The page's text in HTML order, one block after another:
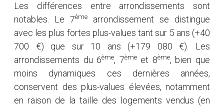
Les différences entre arrondissements sont
notables. Le 7ème
arrondissement se distingue
avec les plus fortes plus-values tant sur 5 ans (+40
700 €) que sur 10 ans (+179 080 €). Les
arrondissements du 6ème, 7èmeet 8ème, bien que
moins dynamiques ces dernières années,
conservent des plus-values élevées, notamment
en raison de la taille des logements vendus (en